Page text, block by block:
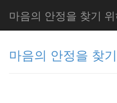
마음의 안정을 찾기 위
마음의 안정을 찾